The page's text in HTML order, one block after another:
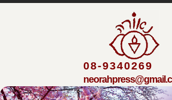
08-9340269